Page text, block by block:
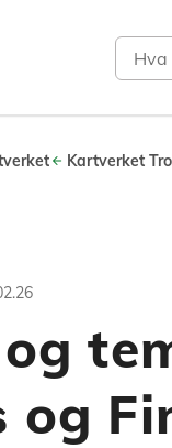
Søk
Kartverket
og